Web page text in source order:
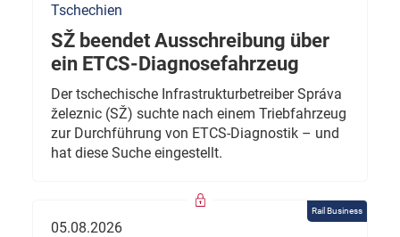
Tschechien
SŽ beendet Ausschreibung über
ein ETCS-Diagnosefahrzeug
Der tschechische Infrastrukturbetreiber Správa
železnic (SŽ) suchte nach einem Triebfahrzeug
zur Durchführung von ETCS-Diagnostik – und
hat diese Suche eingestellt.
Rail Business
05.08.2026